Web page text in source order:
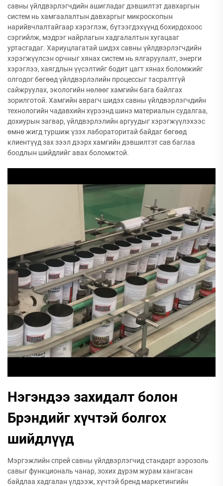
савны үйлдвэрлэгчдийн ашигладаг дэвшилтэт давхаргын
систем нь хамгаалалтын давхаргыг микроскопын
нарийвчлалтайгаар хэрэглэж, бүтээгдэхүүнд бохирдохоос
сэргийлж, мэдрэг найрлагын хадгалалтын хугацааг
уртасгадаг. Хариуцлагатай шидэх савны үйлдвэрлэгчдийн
хэрэгжүүлсэн орчныг хянах систем нь ялгаруулалт, энерги
хэрэглээ, хаягдлын үүсэлтийг бодит цагт хянах боломжийг
олгодог бөгөөд үйлдвэрлэлийн процессыг тасралтгүй
сайжруулах, экологийн нөлөөг хамгийн бага байлгах
зорилготой. Хамгийн аврагч шидэх савны үйлдвэрлэгчдийн
технологийн чадавхийн хүрээнд шинэ материалын судалгаа,
дохиурын загвар, үйлдвэрлэлийн аргуудыг хэрэгжүүлэхээс
өмнө жигд туршиж үзэх лабораторитай байдаг бөгөөд
клиентүүд зах зээл дээрх хамгийн дэвшилтэт сав баглаа
боодлын шийдлийг авах боломжтой.
Нэгэндээ захидалт болон
Брэндийг хүчтэй болгох
шийдлүүд
Мэргэжлийн спрей савны үйлдвэрлэгчид стандарт аэрозоль
савыг функциональ чанар, зохих дүрэм журам хангасан
байдлаа хадгалан үлдээж, хүчтэй бренд маркетингийн